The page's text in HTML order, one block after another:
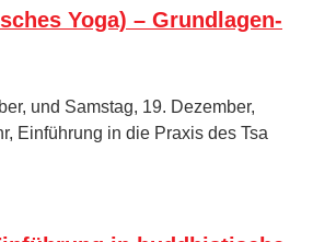
Yoga) – Grundlagen-
und Samstag, 19. Dezember,
Einführung in die Praxis des Tsa